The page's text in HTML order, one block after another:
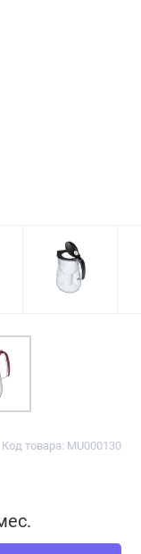
Код товара: MU000130